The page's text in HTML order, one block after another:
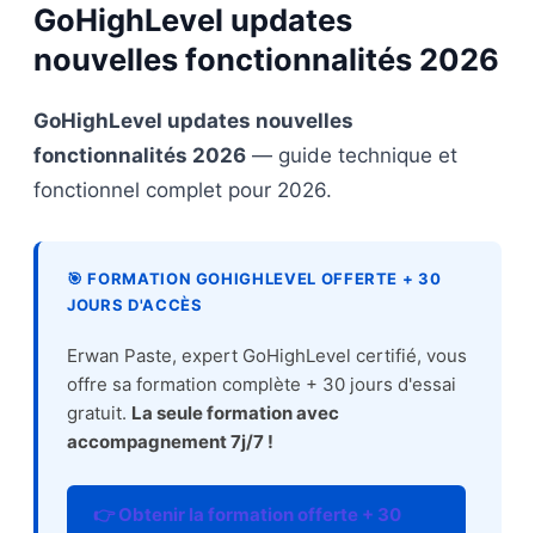
GoHighLevel updates
nouvelles fonctionnalités 2026
GoHighLevel updates nouvelles
fonctionnalités 2026 — guide technique et
fonctionnel complet pour 2026.
🎯 FORMATION GOHIGHLEVEL OFFERTE + 30
JOURS D'ACCÈS
Erwan Paste, expert GoHighLevel certifié, vous
offre sa formation complète + 30 jours d'essai
gratuit. La seule formation avec
accompagnement 7j/7 !
👉 Obtenir la formation offerte + 30